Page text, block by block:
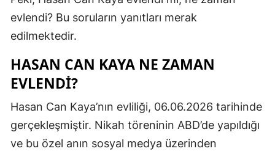
İzmir
Kars
evlendi? Bu soruların yanıtları merak
edilmektedir.
HASAN CAN KAYA NE ZAMAN
EVLENDI?
Hasan Can Kaya’nın evliliği, 06.06.2026 tarihinde
gerçekleşmiştir. Nikah töreninin ABD’de yapıldığı
ve bu özel anın sosyal medya üzerinden